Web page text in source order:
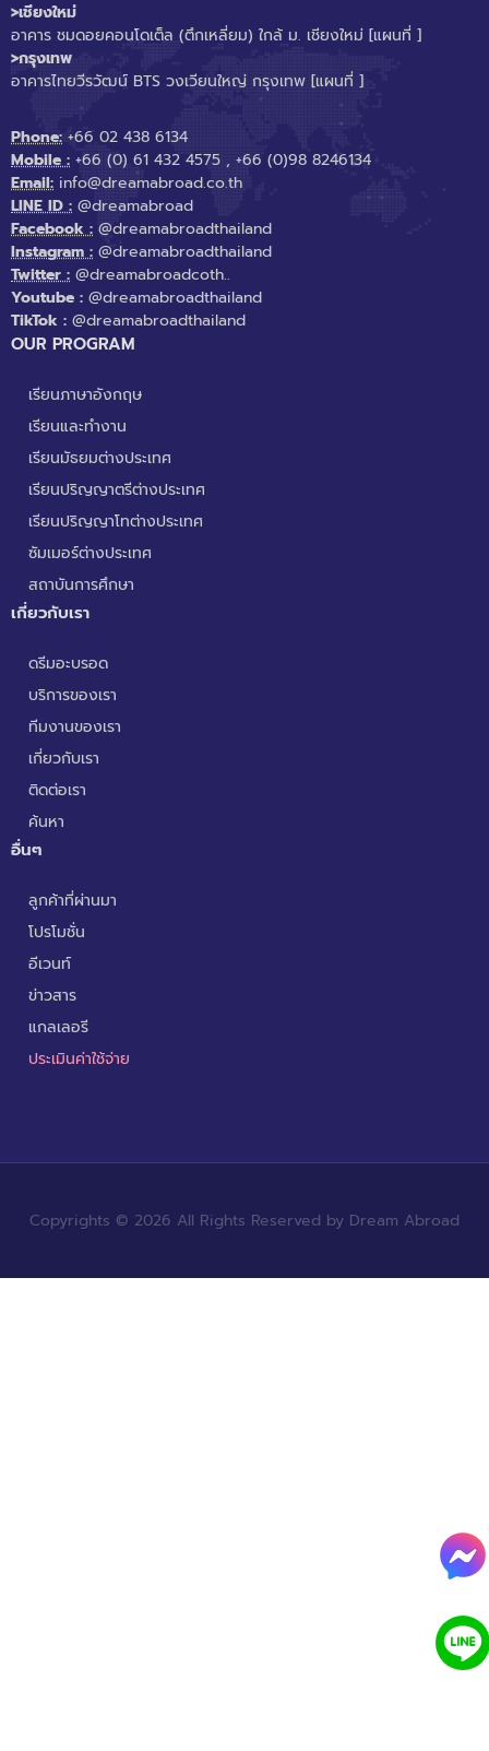
>เชียงใหม่
อาคาร ชมดอยคอนโดเต็ล (ตึกเหลี่ยม) ใกล้ ม. เชียงใหม่ [แผนที่ ]
>กรุงเทพ
อาคารไทยวีรวัฒน์ BTS วงเวียนใหญ่ กรุงเทพ [แผนที่ ]
Phone: +66 02 438 6134
Mobile : +66 (0) 61 432 4575 , +66 (0)98 8246134
Email: info@dreamabroad.co.th
LINE ID : @dreamabroad
Facebook : @dreamabroadthailand
Instagram : @dreamabroadthailand
Twitter : @dreamabroadcoth..
Youtube : @dreamabroadthailand
TikTok : @dreamabroadthailand
OUR PROGRAM
เรียนภาษาอังกฤษ
เรียนและทำงาน
เรียนมัธยมต่างประเทศ
เรียนปริญญาตรีต่างประเทศ
เรียนปริญญาโทต่างประเทศ
ซัมเมอร์ต่างประเทศ
สถาบันการศึกษา
เกี่ยวกับเรา
ดรีมอะบรอด
บริการของเรา
ทีมงานของเรา
เกี่ยวกับเรา
ติดต่อเรา
ค้นหา
อื่นๆ
ลูกค้าที่ผ่านมา
โปรโมชั่น
อีเวนท์
ข่าวสาร
แกลเลอรี
ประเมินค่าใช้จ่าย
Copyrights © 2026 All Rights Reserved by Dream Abroad